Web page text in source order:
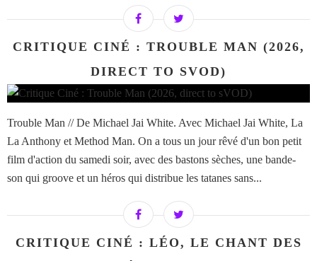
CRITIQUE CINÉ : TROUBLE MAN (2026,
DIRECT TO SVOD)
Trouble Man // De Michael Jai White. Avec Michael Jai White, La
La Anthony et Method Man. On a tous un jour rêvé d'un bon petit
film d'action du samedi soir, avec des bastons sèches, une bande-
son qui groove et un héros qui distribue les tatanes sans...
CRITIQUE CINÉ : LÉO, LE CHANT DES